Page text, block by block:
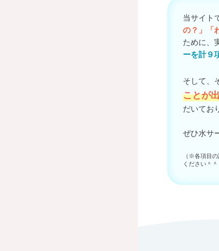
当サイト
の？」「
ために、
ーを計９
そして、
ことが
だいてお
ぜひ水サ
（※各項目
ください＾